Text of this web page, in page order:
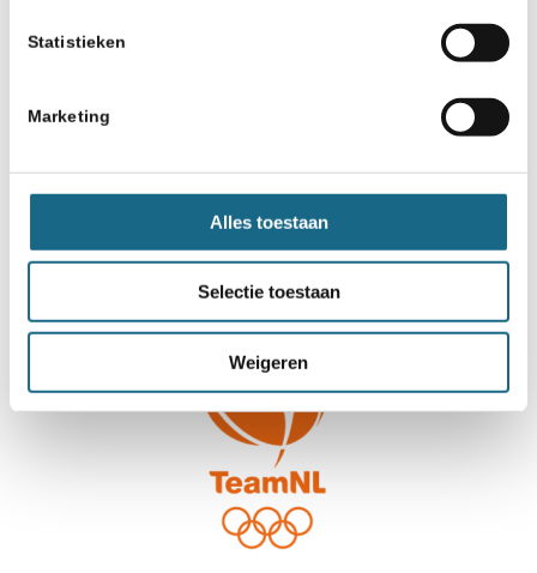
Statistieken
Marketing
Alles toestaan
Selectie toestaan
Weigeren